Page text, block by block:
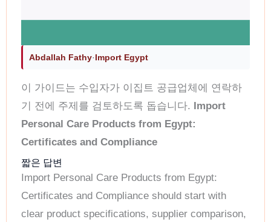
Abdallah Fathy·Import Egypt
이 가이드는 수입자가 이집트 공급업체에 연락하
기 전에 주제를 검토하도록 돕습니다.
Import
Personal Care Products from Egypt:
Certificates and Compliance
짧은 답변
Import Personal Care Products from Egypt:
Certificates and Compliance should start with
clear product specifications, supplier comparison,